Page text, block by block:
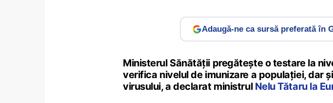
Adaugă-ne ca sursă preferată în
Ministerul Sănătății pregătește o testare la
verifica nivelul de imunizare a populației, dar
virusului, a declarat ministrul Nelu Tătaru la